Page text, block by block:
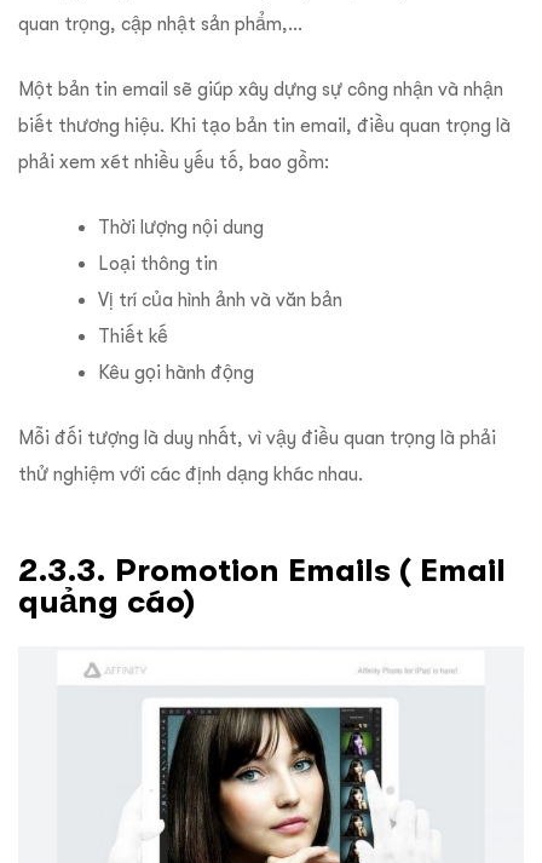
quan trọng, cập nhật sản phẩm,…
Một bản tin email sẽ giúp xây dựng sự công nhận và nhận
biết thương hiệu. Khi tạo bản tin email, điều quan trọng là
phải xem xét nhiều yếu tố, bao gồm:
Thời lượng nội dung
Loại thông tin
Vị trí của hình ảnh và văn bản
Thiết kế
Kêu gọi hành động
Mỗi đối tượng là duy nhất, vì vậy điều quan trọng là phải
thử nghiệm với các định dạng khác nhau.
2.3.3. Promotion Emails ( Email
quảng cáo)